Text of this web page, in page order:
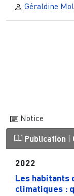
Géraldine
Notice
Publication |
2022
Les habitants
climatiques :